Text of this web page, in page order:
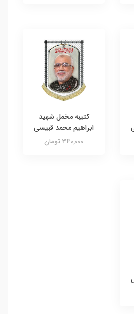
کتیبه مخمل شهید
ابراهیم محمد قبیسی
340,000 تومان